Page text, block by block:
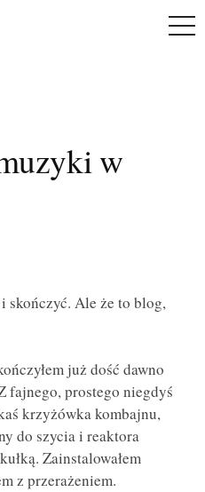
w
skończyć. Ale że to blog,
już dość dawno
fajnego, prostego niegdyś
krzyżówka kombajnu,
do szycia i reaktora
Zainstalowałem
z przerażeniem.